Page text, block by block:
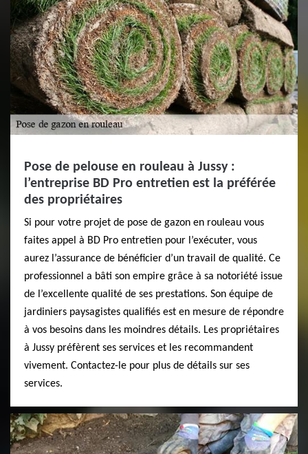
Pose de pelouse en rouleau à Jussy :
l’entreprise BD Pro entretien est la préférée
des propriétaires
Si pour votre projet de pose de gazon en rouleau vous
faites appel à BD Pro entretien pour l’exécuter, vous
aurez l’assurance de bénéficier d’un travail de qualité. Ce
professionnel a bâti son empire grâce à sa notoriété issue
de l’excellente qualité de ses prestations. Son équipe de
jardiniers paysagistes qualifiés est en mesure de répondre
à vos besoins dans les moindres détails. Les propriétaires
à Jussy préfèrent ses services et les recommandent
vivement. Contactez-le pour plus de détails sur ses
services.